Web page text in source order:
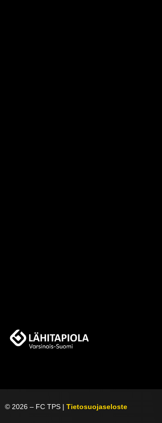
© 2026 – FC TPS | Tietosuojaseloste